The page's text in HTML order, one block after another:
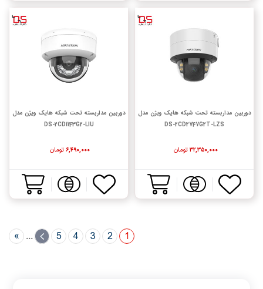
دوربین مداربسته تحت شبکه هایک ویژن مدل
DS-2CD2747G2T-LZS
۳۲,۳۵۰,۰۰۰ تومان
دوربین مداربسته تحت شبکه هایک ویژن مدل
DS-2CD1143G2-LIU
۶,۴۹۰,۰۰۰ تومان
1
2
3
4
5
›
...
»